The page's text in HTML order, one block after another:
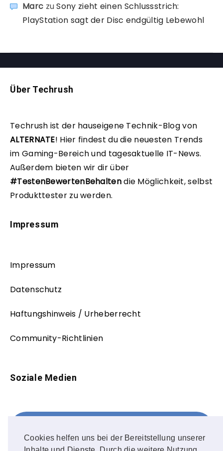
Cookies helfen uns bei der Bereitstellung unserer
Marc zuSony zieht einen Schlussstrich:
PlayStation sagt der Disc endgültig Lebewohl
Über Techrush
Techrush ist der hauseigene Technik-Blog von
ALTERNATE! Hier findest du die neuesten Trends
im Gaming-Bereich und tagesaktuelle IT-News.
Außerdem bieten wir dir über
#TestenBewertenBehaltendie Möglichkeit, selbst
Produkttester zu werden.
Impressum
Impressum
Datenschutz
Haftungshinweis / Urheberrecht
Community-Richtlinien
Soziale Medien
FOLLOW ME!